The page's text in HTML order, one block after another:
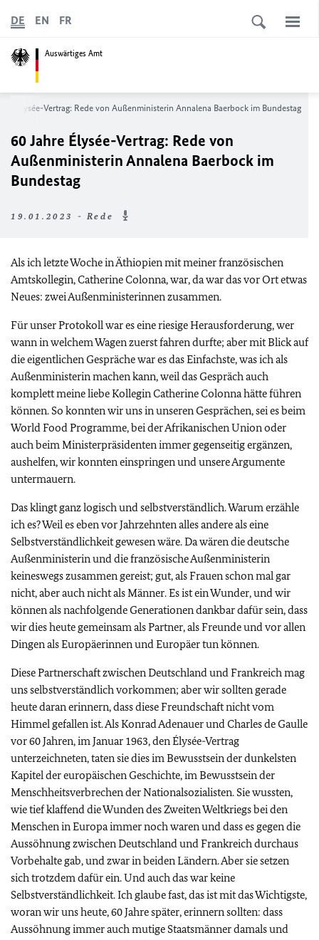
Auswärtiges Amt
DE EN FR
Élysée-Vertrag: Rede von Außenministerin Annalena Baerbock im Bundestag
60 Jahre Élysée-Vertrag: Rede von
Außenministerin Annalena Baerbock im
Bundestag
19.01.2023 - Rede
Als ich letzte Woche in Äthiopien mit meiner französischen
Amtskollegin, Catherine Colonna, war, da war das vor Ort etwas
Neues: zwei Außenministerinnen zusammen.
Für unser Protokoll war es eine riesige Herausforderung, wer
wann in welchem Wagen zuerst fahren durfte; aber mit Blick auf
die eigentlichen Gespräche war es das Einfachste, was ich als
Außenministerin machen kann, weil das Gespräch auch
komplett meine liebe Kollegin Catherine Colonna hätte führen
können. So konnten wir uns in unseren Gesprächen, sei es beim
World Food Programme, bei der Afrikanischen Union oder
auch beim Ministerpräsidenten immer gegenseitig ergänzen,
aushelfen, wir konnten einspringen und unsere Argumente
untermauern.
Das klingt ganz logisch und selbstverständlich. Warum erzähle
ich es? Weil es eben vor Jahrzehnten alles andere als eine
Selbstverständlichkeit gewesen wäre. Da wären die deutsche
Außenministerin und die französische Außenministerin
keineswegs zusammen gereist; gut, als Frauen schon mal gar
nicht, aber auch nicht als Männer. Es ist ein Wunder, und wir
können als nachfolgende Generationen dankbar dafür sein, dass
wir dies heute gemeinsam als Partner, als Freunde und vor allen
Dingen als Europäerinnen und Europäer tun können.
Diese Partnerschaft zwischen Deutschland und Frankreich mag
uns selbstverständlich vorkommen; aber wir sollten gerade
heute daran erinnern, dass diese Freundschaft nicht vom
Himmel gefallen ist. Als Konrad Adenauer undCharles de Gaulle
vor 60 Jahren, im Januar 1963, denÉlysée-Vertrag
unterzeichneten, taten sie dies im Bewusstsein der dunkelsten
Kapitel der europäischen Geschichte, im Bewusstsein der
Menschheitsverbrechen der Nationalsozialisten. Sie wussten,
wie tief klaffend die Wunden des Zweiten Weltkriegs bei den
Menschen in Europa immer noch waren und dass es gegen die
Aussöhnung zwischen Deutschland und Frankreich durchaus
Vorbehalte gab, und zwar in beiden Ländern. Aber sie setzen
sich trotzdem dafür ein. Und auch das war keine
Selbstverständlichkeit. Ich glaube fast, das ist mit das Wichtigste,
woran wir uns heute, 60 Jahre später, erinnern sollten: dass
Aussöhnung immer auch mutige Staatsmänner damals und